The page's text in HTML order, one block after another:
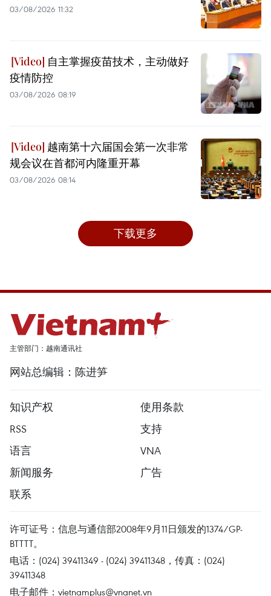
03/08/2026 11:32
自主掌握疫苗技术，主动做好
疫情防控
03/08/2026 08:19
越南第十六届国会第一次非常
规会议在首都河内隆重开幕
03/08/2026 08:14
下载更多
主管部门：越南通讯社
网站总编辑：陈进笋
知识产权
使用条款
RSS
支持
语言
VNA
新闻服务
广告
联系
许可证号：信息与通信部2008年9月11日颁发的1374/GP-
BTTTT。
电话：(024) 39411349 - (024) 39411348，传真：(024)
39411348
电子邮件： vietnamplus@vnanet.vn